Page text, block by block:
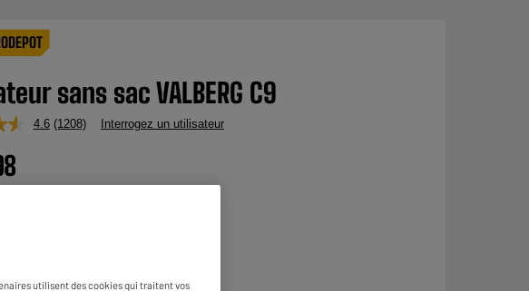
sans sac VALBERG C9
4.6 Lire
sur
(1208) Interrogez un utilisateur
utilisent des cookies qui traitent vos